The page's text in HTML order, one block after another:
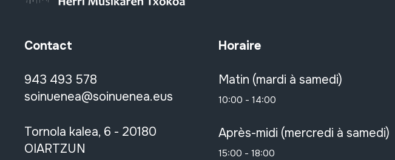
Contact
943 493 578
soinuenea@soinuenea.eus
Tornola kalea, 6 - 20180
OIARTZUN
Horaire
Matin (mardi à samedi)
10:00 - 14:00
Après-midi (mercredi à samedi)
15:00 - 18:00